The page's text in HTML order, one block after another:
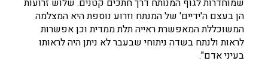
שמוחדרות לגוף המנותח דרך חתכים קטנים. שלוש זרועות
הן בעצם ה'ידיים' של המנתח וזרוע נוספת היא המצלמה
המשוכללת המאפשרת ראייה תלת ממדית וכן אפשרות
לראות ולנתח בשדה ניתוחי שבעבר לא ניתן היה לראותו
בעיני אדם".